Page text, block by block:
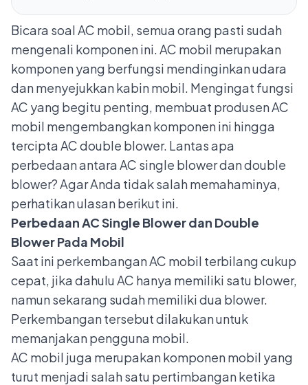
Bicara soalAC mobil, semua orang pasti sudah
mengenali komponen ini. AC mobil merupakan
komponen yang berfungsi mendinginkan udara
dan menyejukkan kabin mobil. Mengingat fungsi
AC yang begitu penting, membuat produsen AC
mobil mengembangkan komponen ini hingga
tercipta AC double blower. Lantas apa
perbedaan antara AC single blower dan double
blower? Agar Anda tidak salah memahaminya,
perhatikan ulasan berikut ini.
Perbedaan AC Single Blower dan Double
Blower Pada Mobil
Saat ini perkembangan AC mobil terbilang cukup
cepat, jika dahulu AC hanya memiliki satu blower,
namun sekarang sudah memiliki dua blower.
Perkembangan tersebut dilakukan untuk
memanjakan pengguna mobil.
AC mobil juga merupakankomponen mobil yang
turut menjadi salah satu pertimbangan ketika